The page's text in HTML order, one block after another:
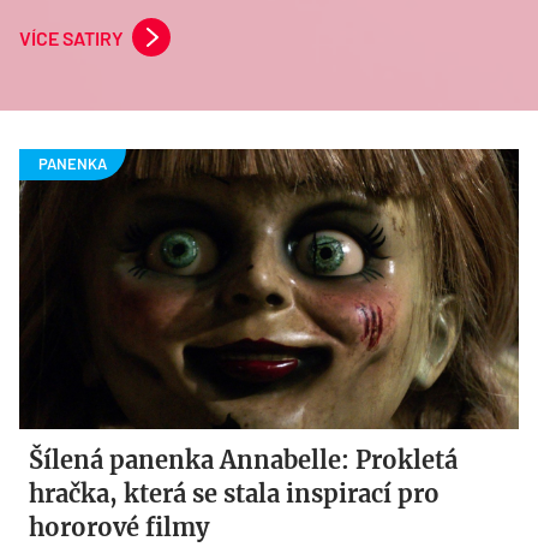
VÍCE SATIRY
Šílená panenka Annabelle: Prokletá
hračka, která se stala inspirací pro
hororové filmy